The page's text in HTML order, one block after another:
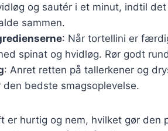
og sautér i et minut, indtil
sammen.
: Når tortellini er
spinat og hvidløg. Rør godt
: Anret retten på tallerkener og
den bedste smagsoplevelse.
er hurtig og nem, hvilket gør den